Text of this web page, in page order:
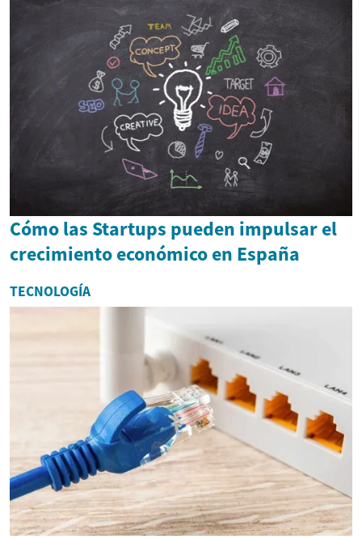
Cómo las Startups pueden impulsar el
crecimiento económico en España
TECNOLOGÍA